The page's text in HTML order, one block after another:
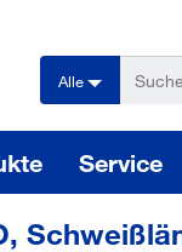
Alle
Service